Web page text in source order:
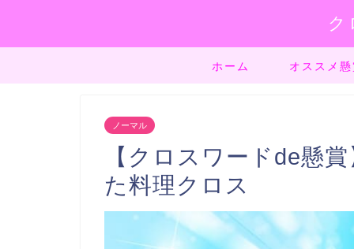
ク
ホーム オススメ
ノーマル
【クロスワードde懸
た料理クロス